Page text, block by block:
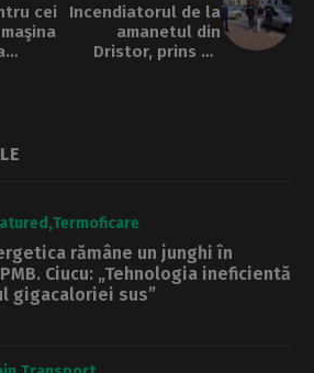
cei
Incendiatorul de la
amanetul din
Dristor, prins de
Termoficare
rămâne un junghi în
Ciucu: „Tehnologia ineficientă
gigacaloriei sus”